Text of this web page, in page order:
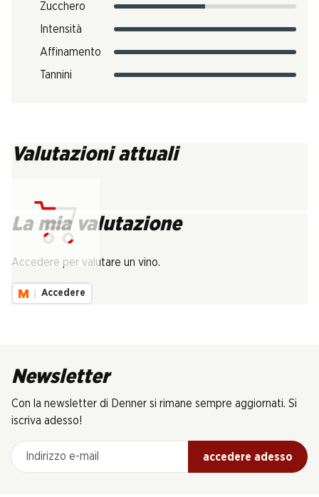
Zucchero
Intensità
Affinamento
Tannini
Valutazioni attuali
La mia valutazione
Accedere per valutare un vino.
Accedere
Newsletter
Con la newsletter di Denner si rimane sempre aggiornati. Si
iscriva adesso!
Indirizzo e-mail
accedere adesso